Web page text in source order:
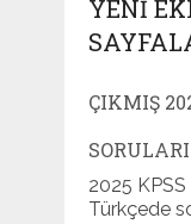
YENI
ÇIKMIŞ
2025 KPSS
Türkçede